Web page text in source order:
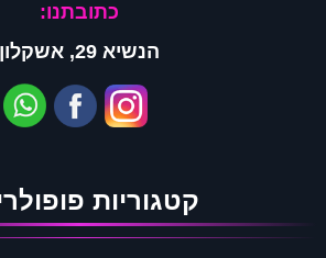
כתובתנו:
הנשיא 29, אשקלון
קטגוריות